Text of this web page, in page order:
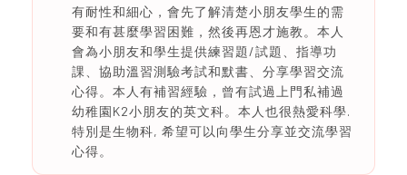
有耐性和細心，會先了解清楚小朋友學生的需
要和有甚麼學習困難，然後再恩才施教。本人
會為小朋友和學生提供練習題/試題、指導功
課、協助溫習測驗考試和默書、分享學習交流
心得。本人有補習經驗，曾有試過上門私補過
幼稚園K2小朋友的英文科。本人也很熱愛科學.
特別是生物科, 希望可以向學生分享並交流學習
心得。